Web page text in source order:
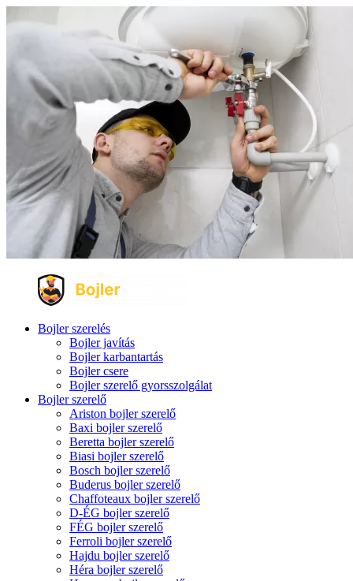
Bojler szerelés
Bojler javítás
Bojler karbantartás
Bojler csere
Bojler szerelő gyorsszolgálat
Bojler szerelő
Ariston bojler szerelő
Baxi bojler szerelő
Beretta bojler szerelő
Biasi bojler szerelő
Bosch bojler szerelő
Buderus bojler szerelő
Chaffoteaux bojler szerelő
D-ÉG bojler szerelő
FÉG bojler szerelő
Ferroli bojler szerelő
Hajdu bojler szerelő
Héra bojler szerelő